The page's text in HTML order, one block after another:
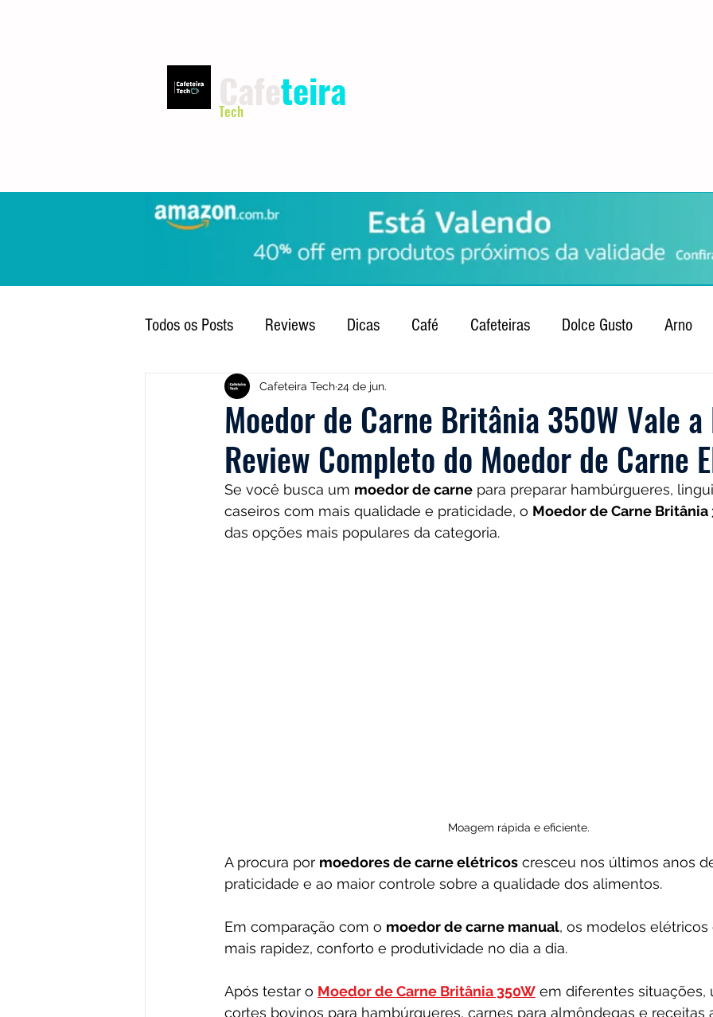
teira
Tech
Todos os Posts Reviews Dicas Café Cafeteiras Dolce Gusto Arno
Produtos Nespresso TRES
Café Solúvel Mondial Chaleiras Cadence Filtros Britânia Echo
Hamilton Beach Promoções Black Friday Máquina de fazer pão
Moedor de Carne Britânia 350W Vale a
Review Completo do Moedor de Carne
Cafeteira Tech24 de jun.
Se você busca um moedor de carne para preparar hambúrgueres,
caseiros com mais qualidade e praticidade, o Moedor de Carne Britânia
das opções mais populares da categoria.
Moagem rápida e eficiente.
A procura por moedores de carne elétricos cresceu nos últimos anos
praticidade e ao maior controle sobre a qualidade dos alimentos.
Em comparação com o moedor de carne manual, os modelos
mais rapidez, conforto e produtividade no dia a dia.
Após testar o Moedor de Carne Britânia 350W em diferentes
cortes bovinos para hambúrgueres, carnes para almôndegas e receitas